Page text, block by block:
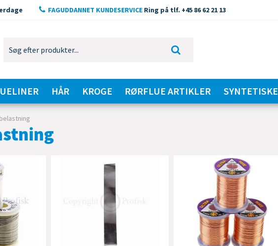
FAGUDDANNET KUNDESERVICERing på tlf. +45 86 62 21 13
HÅR KROGE RØRFLUE ARTIKLER SYNTETISKE